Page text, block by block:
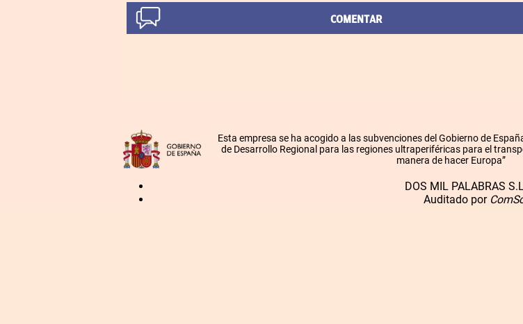
COMENTAR
Esta empresa se ha acogido a las subvenciones del Gobierno de
de Desarrollo Regional para las regiones ultraperiféricas para el
manera de hacer Europa”
DOS MIL PALABRAS
Auditado por